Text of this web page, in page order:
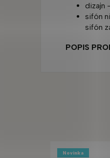
dizajn
sifón
sifón
POPIS
Novinka